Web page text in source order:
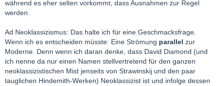
während es eher selten vorkommt, dass Ausnahmen zur Regel
werden.
Ad Neoklassizismus: Das halte ich für eine Geschmacksfrage.
Wenn ich es entscheiden müsste: Eine Strömung parallel zur
Moderne. Denn wenn ich daran denke, dass David Diamond (und
ich nenne da nur einen Namen stellvertretend für den ganzen
neoklassizistischen Mist jenseits von Strawinskij und den paar
tauglichen Hindemith-Werken) Neoklassizist ist und infolge dessen